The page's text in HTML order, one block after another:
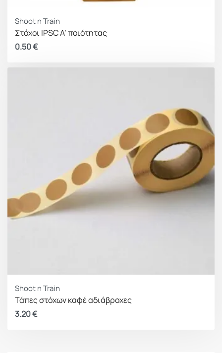
Shoot n Train
Στόχοι IPSC Α’ ποιότητας
0.50€
Shoot n Train
Τάπες στόχων καφέ αδιάβροχες
3.20€